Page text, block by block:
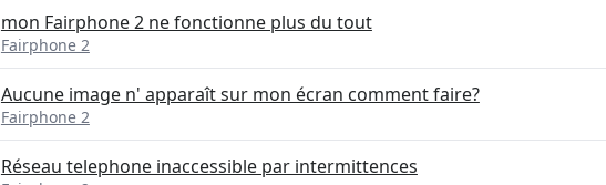
mon Fairphone 2 ne fonctionne plus du tout
Fairphone 2
Aucune image n' apparaît sur mon écran comment faire?
Fairphone 2
Réseau telephone inaccessible par intermittences